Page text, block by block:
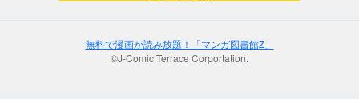
無料で漫画が読み放題！「マンガ図書館Z」
©J-Comic Terrace Corportation.